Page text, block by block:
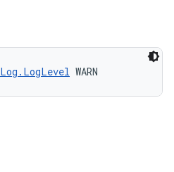
Log.LogLevel WARN